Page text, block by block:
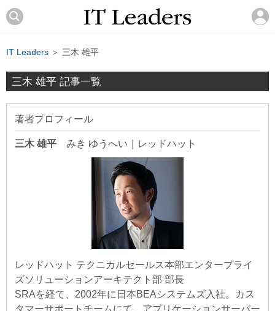
IT Leaders ＞ 三木 雄平
三木 雄平 記事一覧
著者プロフィール
三木 雄平 みき ゆうへい レッドハット
レッドハット テクニカルセールス本部エンタープライ
ズソリューションアーキテクト部 部長
SRAを経て、2002年に日本BEAシステムズ入社。カス
タマーサポートチームにて、アプリケーションサーバー